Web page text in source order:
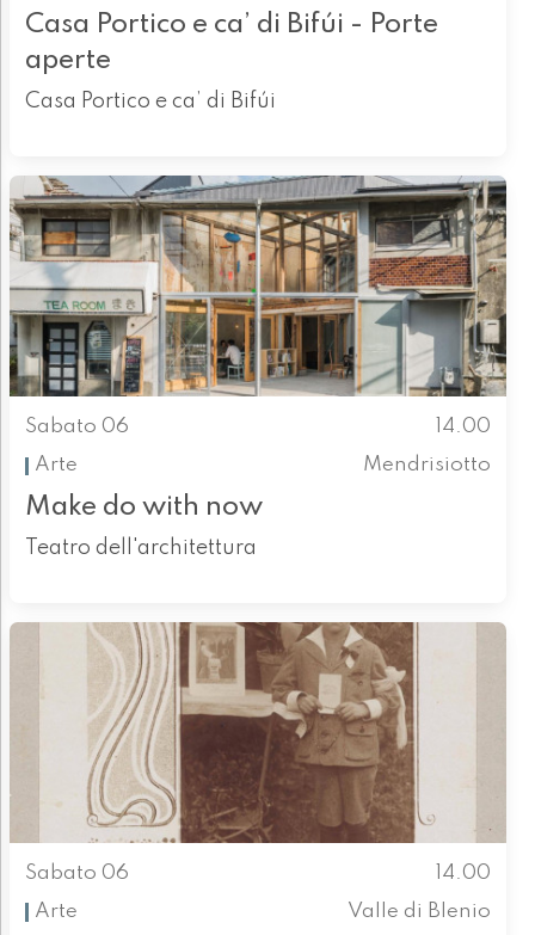
Casa Portico e ca’ di Bifúi - Porte
aperte
Casa Portico e ca’ di Bifúi
Sabato 06
14.00
Arte
Mendrisiotto
Make do with now
Teatro dell'architettura
Sabato 06
14.00
Arte
Valle di Blenio